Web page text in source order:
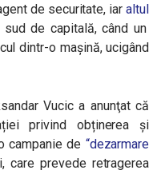
de securitate, iaraltul
de capitală, când un
dintr-o maşină, ucigând
Vucic a anunţat că
privind obținerea și
campanie de “dezarmare
care prevede retragerea